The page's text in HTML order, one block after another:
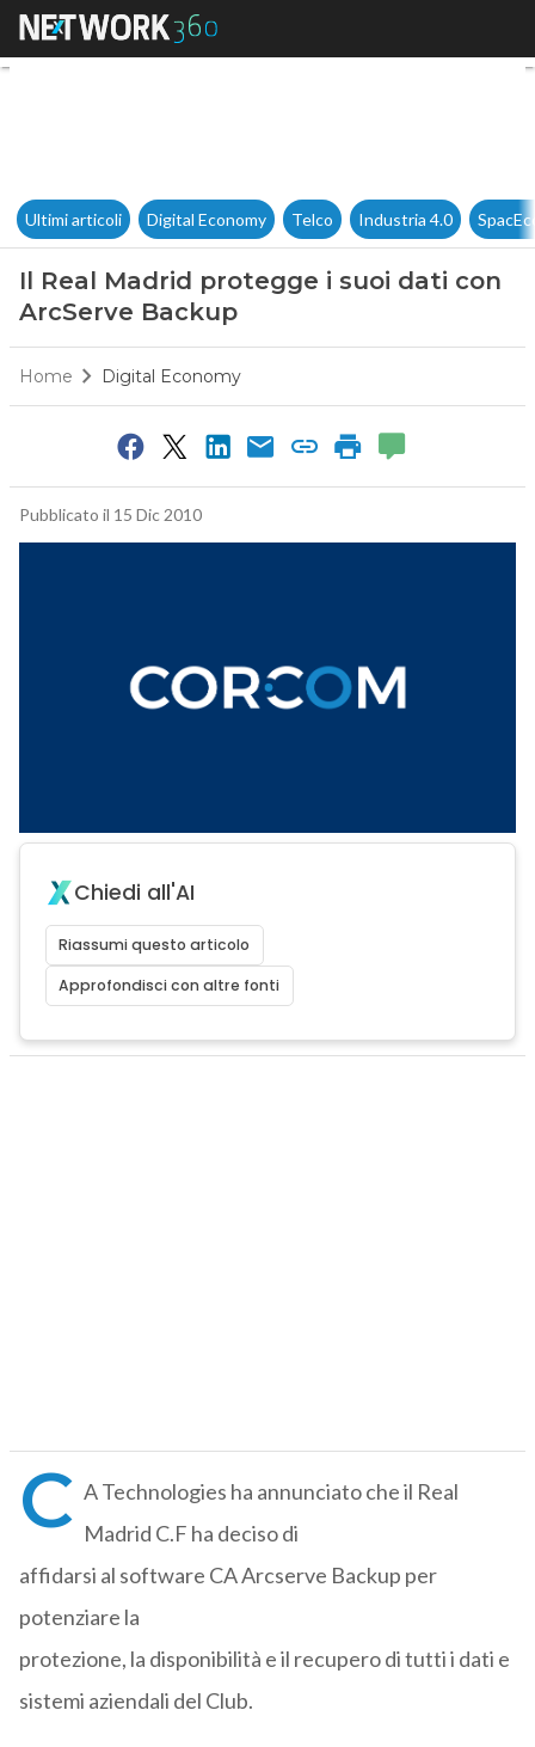
Il Real Madrid protegge i
Ultimi articoli Digital Economy Telco Industria 4.0
Il Real Madrid protegge i suoi dati con
ArcServe Backup
Home Digital Economy
Pubblicato il 15 Dic 2010
Chiedi all'AI
Riassumi questo articolo
Approfondisci con altre fonti
C A Technologies ha annunciato che il Real
Madrid C.F ha deciso di
affidarsi al software CA Arcserve Backup per
potenziare la
protezione, la disponibilità e il recupero di tutti i dati e
sistemi aziendali del Club.